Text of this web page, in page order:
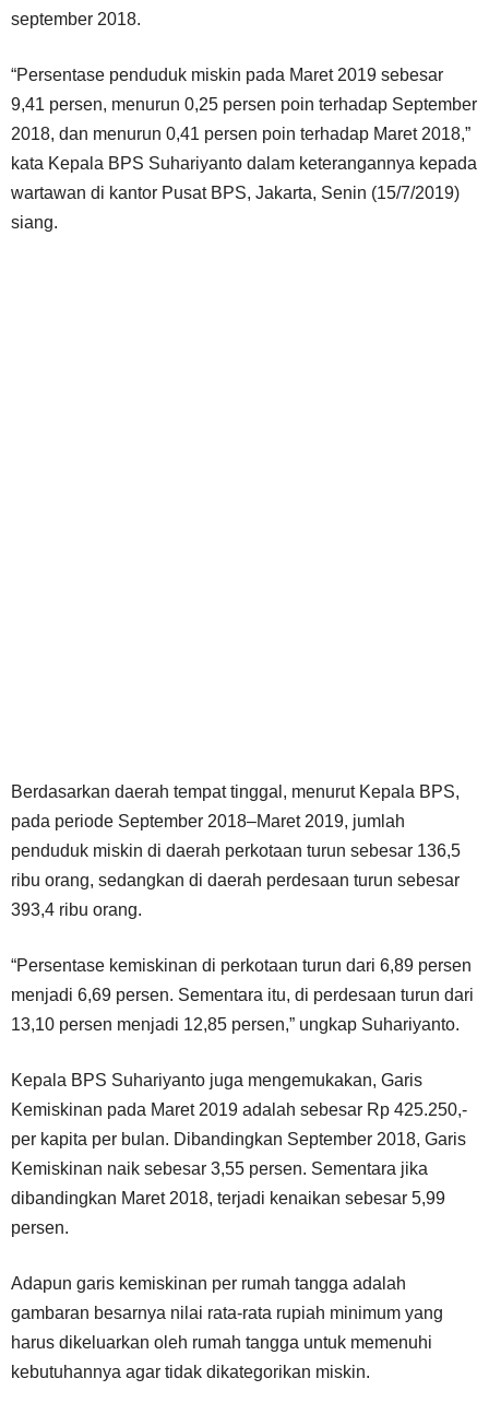
september 2018.
“Persentase penduduk miskin pada Maret 2019 sebesar
9,41 persen, menurun 0,25 persen poin terhadap September
2018, dan menurun 0,41 persen poin terhadap Maret 2018,”
kata Kepala BPS Suhariyanto dalam keterangannya kepada
wartawan di kantor Pusat BPS, Jakarta, Senin (15/7/2019)
siang.
Berdasarkan daerah tempat tinggal, menurut Kepala BPS,
pada periode September 2018–Maret 2019, jumlah
penduduk miskin di daerah perkotaan turun sebesar 136,5
ribu orang, sedangkan di daerah perdesaan turun sebesar
393,4 ribu orang.
“Persentase kemiskinan di perkotaan turun dari 6,89 persen
menjadi 6,69 persen. Sementara itu, di perdesaan turun dari
13,10 persen menjadi 12,85 persen,” ungkap Suhariyanto.
Kepala BPS Suhariyanto juga mengemukakan, Garis
Kemiskinan pada Maret 2019 adalah sebesar Rp 425.250,-
per kapita per bulan. Dibandingkan September 2018, Garis
Kemiskinan naik sebesar 3,55 persen. Sementara jika
dibandingkan Maret 2018, terjadi kenaikan sebesar 5,99
persen.
Adapun garis kemiskinan per rumah tangga adalah
gambaran besarnya nilai rata-rata rupiah minimum yang
harus dikeluarkan oleh rumah tangga untuk memenuhi
kebutuhannya agar tidak dikategorikan miskin.